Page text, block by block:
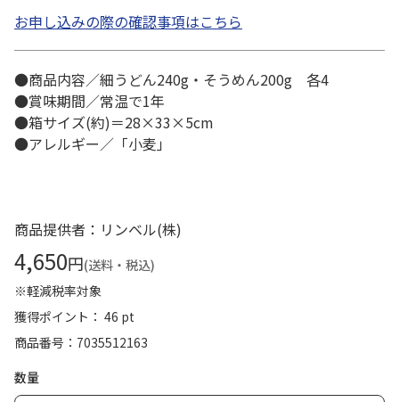
お申し込みの際の確認事項はこちら
●商品内容／細うどん240g・そうめん200g 各4
●賞味期間／常温で1年
●箱サイズ(約)＝28×33×5cm
●アレルギー／「小麦」
商品提供者：リンベル(株)
4,650円(送料・税込)
※軽減税率対象
獲得ポイント： 46 pt
商品番号
7035512163
数量